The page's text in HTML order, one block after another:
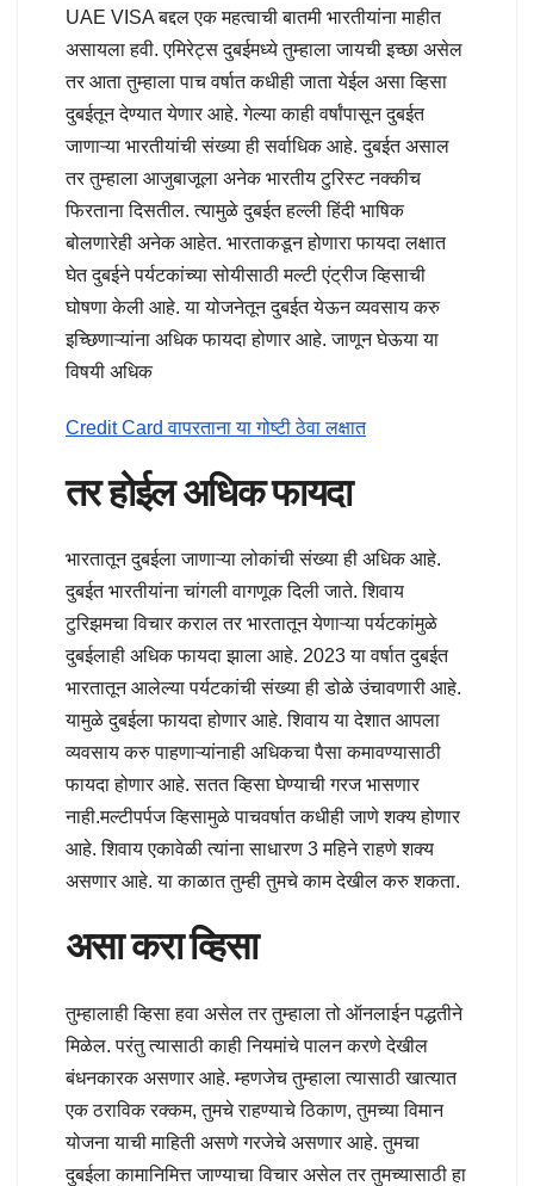
UAE VISA बद्दल एक महत्वाची बातमी भारतीयांना माहीत
असायला हवी. एमिरेट्स दुबईमध्ये तुम्हाला जायची इच्छा असेल
तर आता तुम्हाला पाच वर्षात कधीही जाता येईल असा व्हिसा
दुबईतून देण्यात येणार आहे. गेल्या काही वर्षांपासून दुबईत
जाणाऱ्या भारतीयांची संख्या ही सर्वाधिक आहे. दुबईत असाल
तर तुम्हाला आजुबाजूला अनेक भारतीय टुरिस्ट नक्कीच
फिरताना दिसतील. त्यामुळे दुबईत हल्ली हिंदी भाषिक
बोलणारेही अनेक आहेत. भारताकडून होणारा फायदा लक्षात
घेत दुबईने पर्यटकांच्या सोयीसाठी मल्टी एंट्रीज व्हिसाची
घोषणा केली आहे. या योजनेतून दुबईत येऊन व्यवसाय करु
इच्छिणाऱ्यांना अधिक फायदा होणार आहे. जाणून घेऊया या
विषयी अधिक
Credit Card वापरताना या गोष्टी ठेवा लक्षात
तर होईल अधिक फायदा
भारतातून दुबईला जाणाऱ्या लोकांची संख्या ही अधिक आहे.
दुबईत भारतीयांना चांगली वागणूक दिली जाते. शिवाय
टुरिझमचा विचार कराल तर भारतातून येणाऱ्या पर्यटकांमुळे
दुबईलाही अधिक फायदा झाला आहे. 2023 या वर्षात दुबईत
भारतातून आलेल्या पर्यटकांची संख्या ही डोळे उंचावणारी आहे.
यामुळे दुबईला फायदा होणार आहे. शिवाय या देशात आपला
व्यवसाय करु पाहणाऱ्यांनाही अधिकचा पैसा कमावण्यासाठी
फायदा होणार आहे. सतत व्हिसा घेण्याची गरज भासणार
नाही.मल्टीपर्पज व्हिसामुळे पाचवर्षात कधीही जाणे शक्य होणार
आहे. शिवाय एकावेळी त्यांना साधारण 3 महिने राहणे शक्य
असणार आहे. या काळात तुम्ही तुमचे काम देखील करु शकता.
असा करा व्हिसा
तुम्हालाही व्हिसा हवा असेल तर तुम्हाला तो ऑनलाईन पद्धतीने
मिळेल. परंतु त्यासाठी काही नियमांचे पालन करणे देखील
बंधनकारक असणार आहे. म्हणजेच तुम्हाला त्यासाठी खात्यात
एक ठराविक रक्कम, तुमचे राहण्याचे ठिकाण, तुमच्या विमान
योजना याची माहिती असणे गरजेचे असणार आहे. तुमचा
दुबईला कामानिमित्त जाण्याचा विचार असेल तर तुमच्यासाठी हा